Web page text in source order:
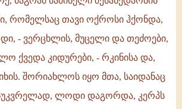
რომელსაც თავი ოქროსი ჰქონდა,
- ვერცხლის, მუცელი და თეძოები,
ქვედა კიდურები, - რკინისა და,
შორიახლოს იყო მთა, საიდანაც
ლოდი დაგორდა, კერპს